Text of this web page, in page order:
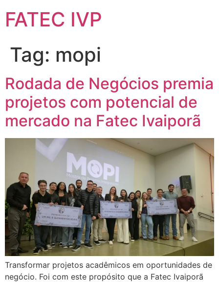
FATEC IVP
Tag: mopi
Rodada de Negócios premia
projetos com potencial de
mercado na Fatec Ivaiporã
Transformar projetos acadêmicos em oportunidades de
negócio. Foi com este propósito que a Fatec Ivaiporã